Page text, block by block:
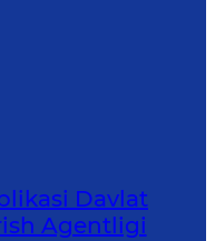
Davlat
Agentligi